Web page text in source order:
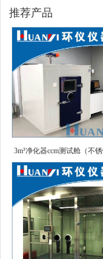
推荐产品
3m³净化器ccm测试舱（不锈